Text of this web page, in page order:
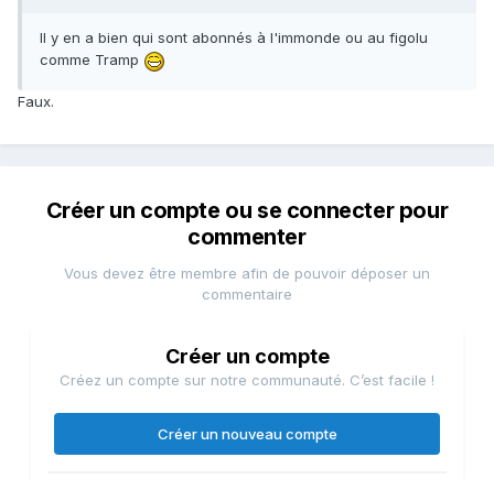
Il y en a bien qui sont abonnés à l'immonde ou au figolu
comme Tramp
Faux.
Créer un compte ou se connecter pour
commenter
Vous devez être membre afin de pouvoir déposer un
commentaire
Créer un compte
Créez un compte sur notre communauté. C’est facile !
Créer un nouveau compte